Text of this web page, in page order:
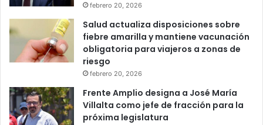
febrero 20, 2026
Salud actualiza disposiciones sobre
fiebre amarilla y mantiene vacunación
obligatoria para viajeros a zonas de
riesgo
febrero 20, 2026
Frente Amplio designa a José María
Villalta como jefe de fracción para la
próxima legislatura